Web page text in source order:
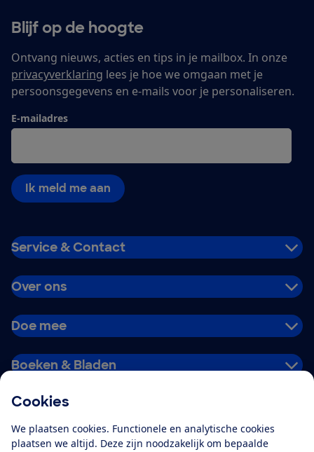
Cookies
We plaatsen cookies. Functionele en analytische cookies
plaatsen we altijd. Deze zijn noodzakelijk om bepaalde
Blijf op de hoogte
Ontvang nieuws, acties en tips in je mailbox. In onze
privacyverklaring lees je hoe we omgaan met je
persoonsgegevens en e-mails voor je personaliseren.
E-mailadres
Ik meld me aan
Service & Contact
Over ons
Doe mee
Boeken & Bladen